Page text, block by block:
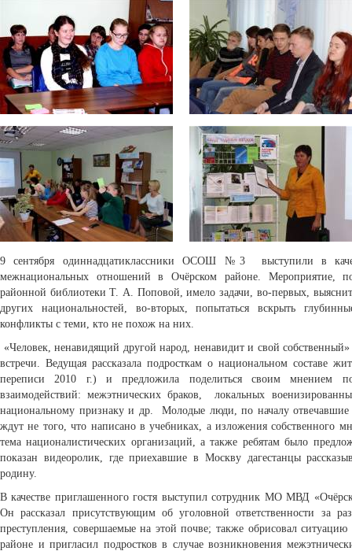
9 сентября одиннадцатиклассники ОСОШ №3 выступили в
межнациональных отношений в Очёрском районе. Мероприятие,
районной библиотеки Т. А. Поповой, имело задачи, во-первых,
других национальностей, во-вторых, попытаться вскрыть
конфликты с теми, кто не похож на них.
«Человек, ненавидящий другой народ, ненавидит и свой
встречи. Ведущая рассказала подросткам о национальном составе
переписи 2010 г.) и предложила поделиться своим мнением
взаимодействий: межэтнических браков, локальных
национальному признаку и др. Молодые люди, по началу
ждут не того, что написано в учебниках, а изложения собственного
тема националистических организаций, а также ребятам было
показан видеоролик, где приехавшие в Москву дагестанцы
родину.
В качестве приглашенного гостя выступил сотрудник МО МВД
Он рассказал присутствующим об уголовной ответственности за
преступления, совершаемые на этой почве; также обрисовал
районе и пригласил подростков в случае возникновения